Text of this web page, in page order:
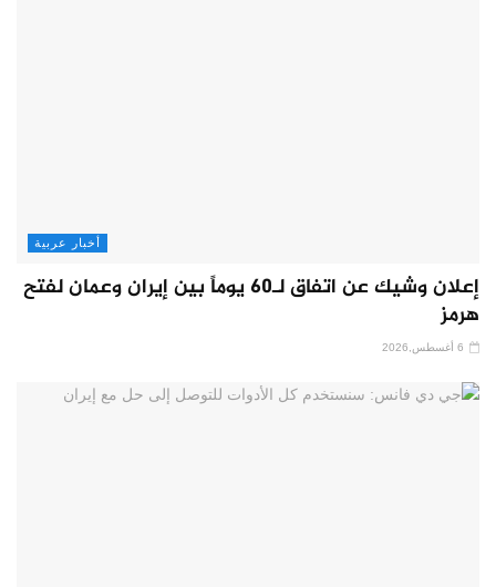
أخبار عربية
إعلان وشيك عن اتفاق لـ60 يوماً بين إيران وعمان لفتح
هرمز